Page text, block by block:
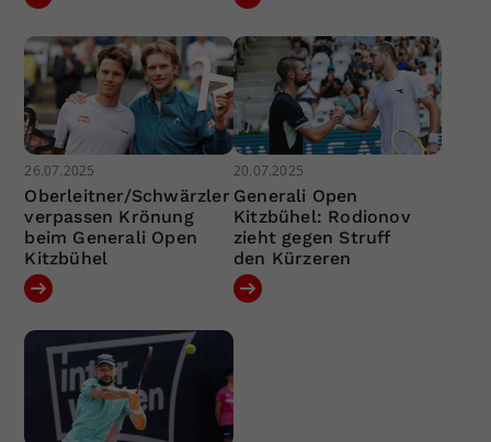
26.07.2025
Oberleitner/Schwärzler
verpassen Krönung
beim Generali Open
Kitzbühel
20.07.2025
Generali Open
Kitzbühel: Rodionov
zieht gegen Struff
den Kürzeren